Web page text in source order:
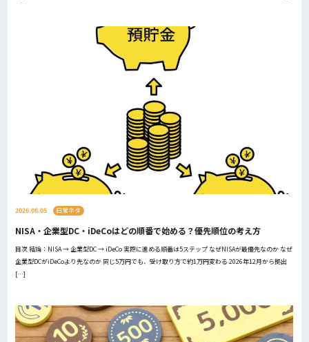
2026.08.05 日常ネタ
NISA・企業型DC・iDeCoはどの順番で始める？優先順位の考え方
目次 結論：NISA → 企業型DC → iDeCo 実際に進める順番は5ステップ なぜNISAが最優先なのか なぜ
企業型DCがiDeCoより先なのか 同じ5万円でも、受け取り方で約1万円変わる 2026年12月から拠出
[…]